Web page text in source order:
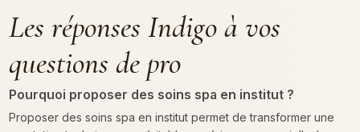
Les réponses Indigo à vos
questions de pro
Pourquoi proposer des soins spa en institut ?
Proposer des soins spa en institut permet de transformer une